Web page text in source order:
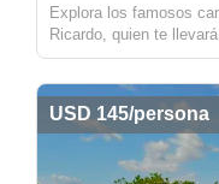
Explora los famosos
Ricardo, quien te
son visitados por otros
tour ofrece una
USD 145/persona